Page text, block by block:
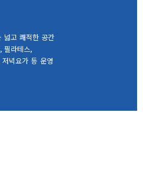
넓고 쾌적한 공간
필라테스,
녁요가 등 운영